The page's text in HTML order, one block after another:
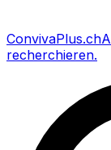
ConvivaPlus.ch
recherchieren.